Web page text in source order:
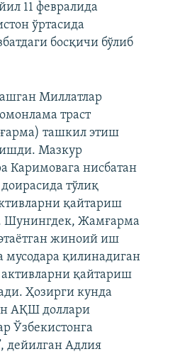
11 февралида
ўртасида
босқичи бўлиб
Миллатлар
траст
ташкил этиш
Мазкур
Каримовага нисбатан
тўлиқ
қайтариш
Шунингдек, Жамғарма
жиноий иш
мусодара қилинадиган
қайтариш
Ҳозирги кунда
АҚШ доллари
Ўзбекистонга
дейилган Адлия